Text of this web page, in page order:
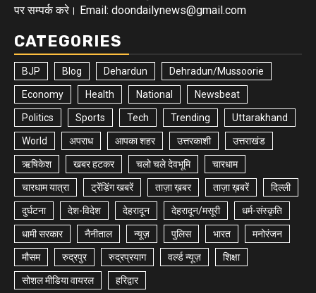
पर सम्पर्क करे। Email: doondailynews@gmail.com
CATEGORIES
BJP Blog Dehardun Dehradun/Mussoorie
Economy Health National Newsbeat
Politics Sports Tech Trending Uttarakhand
World अपराध आपका शहर उत्तरकाशी उत्तराखंड
ऋषिकेश खबर हटकर चलो चले देवभूमि चारधाम
चारधाम यात्रा ट्रेंडिंग खबरें ताज़ा ख़बर ताज़ा ख़बरें दिल्ली
दुर्घटना देश-विदेश देहरादून देहरादून/मसूरी धर्म-संस्कृति
धामी सरकार नैनीताल न्यूज़ पुलिस भारत मनोरंजन
मौसम रुद्रपुर रुद्रप्रयाग वर्ल्ड न्यूज़ शिक्षा
सोशल मीडिया वायरल हरिद्वार